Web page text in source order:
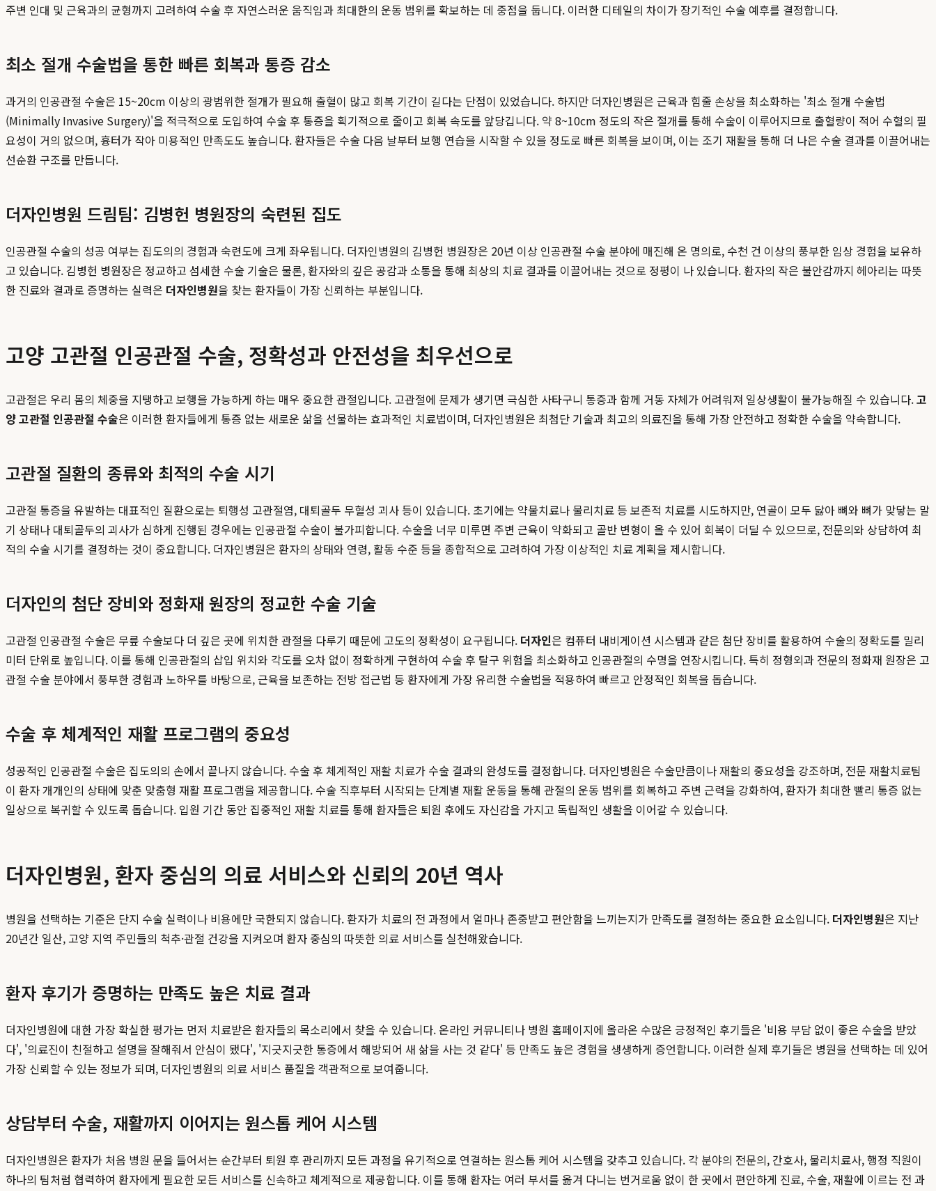
주변 인대 및 근육과의 균형까지 고려하여 수술 후 자연스러운 움직임과 최대한의 운동 범위를 확보하는 데 중점을 둡니다. 이러한 디테일의 차이가 장기적인 수술 예후를 결정합니다.
최소 절개 수술법을 통한 빠른 회복과 통증 감소
과거의 인공관절 수술은 15~20cm 이상의 광범위한 절개가 필요해 출혈이 많고 회복 기간이 길다는 단점이 있었습니다. 하지만 더자인병원은 근육과 힘줄 손상을 최소화하는 '최소 절개 수술법
(Minimally Invasive Surgery)'을 적극적으로 도입하여 수술 후 통증을 획기적으로 줄이고 회복 속도를 앞당깁니다. 약 8~10cm 정도의 작은 절개를 통해 수술이 이루어지므로 출혈량이 적어 수혈의 필
요성이 거의 없으며, 흉터가 작아 미용적인 만족도도 높습니다. 환자들은 수술 다음 날부터 보행 연습을 시작할 수 있을 정도로 빠른 회복을 보이며, 이는 조기 재활을 통해 더 나은 수술 결과를 이끌어내는
선순환 구조를 만듭니다.
더자인병원 드림팀: 김병헌 병원장의 숙련된 집도
인공관절 수술의 성공 여부는 집도의의 경험과 숙련도에 크게 좌우됩니다. 더자인병원의 김병헌 병원장은 20년 이상 인공관절 수술 분야에 매진해 온 명의로, 수천 건 이상의 풍부한 임상 경험을 보유하
고 있습니다. 김병헌 병원장은 정교하고 섬세한 수술 기술은 물론, 환자와의 깊은 공감과 소통을 통해 최상의 치료 결과를 이끌어내는 것으로 정평이 나 있습니다. 환자의 작은 불안감까지 헤아리는 따뜻
한 진료와 결과로 증명하는 실력은 더자인병원을 찾는 환자들이 가장 신뢰하는 부분입니다.
고양 고관절 인공관절 수술, 정확성과 안전성을 최우선으로
고관절은 우리 몸의 체중을 지탱하고 보행을 가능하게 하는 매우 중요한 관절입니다. 고관절에 문제가 생기면 극심한 사타구니 통증과 함께 거동 자체가 어려워져 일상생활이 불가능해질 수 있습니다.고
양 고관절 인공관절 수술은 이러한 환자들에게 통증 없는 새로운 삶을 선물하는 효과적인 치료법이며, 더자인병원은 최첨단 기술과 최고의 의료진을 통해 가장 안전하고 정확한 수술을 약속합니다.
고관절 질환의 종류와 최적의 수술 시기
고관절 통증을 유발하는 대표적인 질환으로는 퇴행성 고관절염, 대퇴골두 무혈성 괴사 등이 있습니다. 초기에는 약물치료나 물리치료 등 보존적 치료를 시도하지만, 연골이 모두 닳아 뼈와 뼈가 맞닿는 말
기 상태나 대퇴골두의 괴사가 심하게 진행된 경우에는 인공관절 수술이 불가피합니다. 수술을 너무 미루면 주변 근육이 약화되고 골반 변형이 올 수 있어 회복이 더딜 수 있으므로, 전문의와 상담하여 최
적의 수술 시기를 결정하는 것이 중요합니다. 더자인병원은 환자의 상태와 연령, 활동 수준 등을 종합적으로 고려하여 가장 이상적인 치료 계획을 제시합니다.
더자인의 첨단 장비와 정화재 원장의 정교한 수술 기술
고관절 인공관절 수술은 무릎 수술보다 더 깊은 곳에 위치한 관절을 다루기 때문에 고도의 정확성이 요구됩니다. 더자인은 컴퓨터 내비게이션 시스템과 같은 첨단 장비를 활용하여 수술의 정확도를 밀리
미터 단위로 높입니다. 이를 통해 인공관절의 삽입 위치와 각도를 오차 없이 정확하게 구현하여 수술 후 탈구 위험을 최소화하고 인공관절의 수명을 연장시킵니다. 특히 정형외과 전문의 정화재 원장은 고
관절 수술 분야에서 풍부한 경험과 노하우를 바탕으로, 근육을 보존하는 전방 접근법 등 환자에게 가장 유리한 수술법을 적용하여 빠르고 안정적인 회복을 돕습니다.
수술 후 체계적인 재활 프로그램의 중요성
성공적인 인공관절 수술은 집도의의 손에서 끝나지 않습니다. 수술 후 체계적인 재활 치료가 수술 결과의 완성도를 결정합니다. 더자인병원은 수술만큼이나 재활의 중요성을 강조하며, 전문 재활치료팀
이 환자 개개인의 상태에 맞춘 맞춤형 재활 프로그램을 제공합니다. 수술 직후부터 시작되는 단계별 재활 운동을 통해 관절의 운동 범위를 회복하고 주변 근력을 강화하여, 환자가 최대한 빨리 통증 없는
일상으로 복귀할 수 있도록 돕습니다. 입원 기간 동안 집중적인 재활 치료를 통해 환자들은 퇴원 후에도 자신감을 가지고 독립적인 생활을 이어갈 수 있습니다.
더자인병원, 환자 중심의 의료 서비스와 신뢰의 20년 역사
병원을 선택하는 기준은 단지 수술 실력이나 비용에만 국한되지 않습니다. 환자가 치료의 전 과정에서 얼마나 존중받고 편안함을 느끼는지가 만족도를 결정하는 중요한 요소입니다. 더자인병원은 지난
20년간 일산, 고양 지역 주민들의 척추·관절 건강을 지켜오며 환자 중심의 따뜻한 의료 서비스를 실천해왔습니다.
환자 후기가 증명하는 만족도 높은 치료 결과
더자인병원에 대한 가장 확실한 평가는 먼저 치료받은 환자들의 목소리에서 찾을 수 있습니다. 온라인 커뮤니티나 병원 홈페이지에 올라온 수많은 긍정적인 후기들은 '비용 부담 없이 좋은 수술을 받았
다', '의료진이 친절하고 설명을 잘해줘서 안심이 됐다', '지긋지긋한 통증에서 해방되어 새 삶을 사는 것 같다' 등 만족도 높은 경험을 생생하게 증언합니다. 이러한 실제 후기들은 병원을 선택하는 데 있어
가장 신뢰할 수 있는 정보가 되며, 더자인병원의 의료 서비스 품질을 객관적으로 보여줍니다.
상담부터 수술, 재활까지 이어지는 원스톱 케어 시스템
더자인병원은 환자가 처음 병원 문을 들어서는 순간부터 퇴원 후 관리까지 모든 과정을 유기적으로 연결하는 원스톱 케어 시스템을 갖추고 있습니다. 각 분야의 전문의, 간호사, 물리치료사, 행정 직원이
하나의 팀처럼 협력하여 환자에게 필요한 모든 서비스를 신속하고 체계적으로 제공합니다. 이를 통해 환자는 여러 부서를 옮겨 다니는 번거로움 없이 한 곳에서 편안하게 진료, 수술, 재활에 이르는 전 과